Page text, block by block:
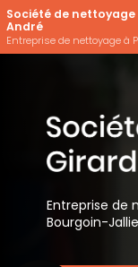
Aller
au
contenu
principal
Société de
André
Entreprise de nettoyage à
Entreprise de
Bourgoin-